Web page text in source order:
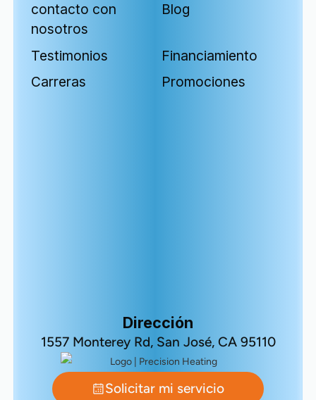
contacto con
nosotros
Blog
Testimonios
Financiamiento
Carreras
Promociones
Dirección
1557 Monterey Rd, San José, CA 95110
Solicitar mi servicio